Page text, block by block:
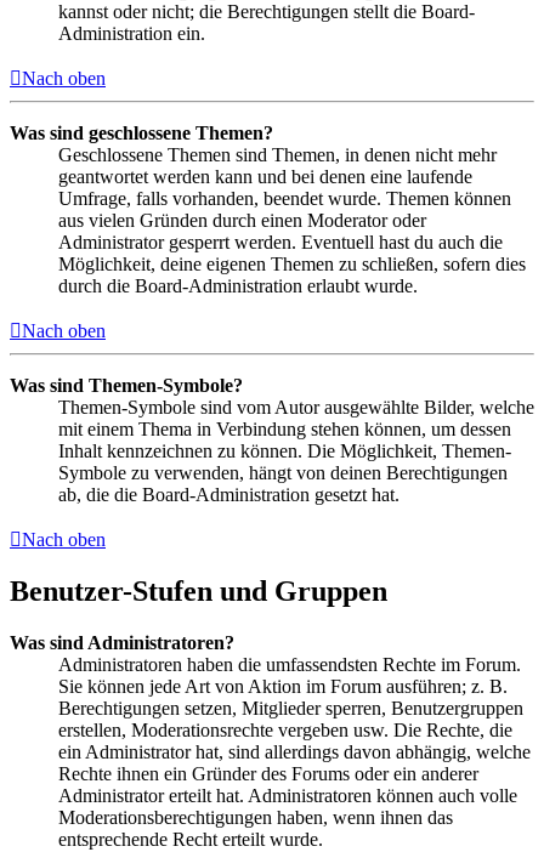
kannst oder nicht; die Berechtigungen stellt die Board-
Administration ein.
Nach oben
Was sind geschlossene Themen?
Geschlossene Themen sind Themen, in denen nicht mehr
geantwortet werden kann und bei denen eine laufende
Umfrage, falls vorhanden, beendet wurde. Themen können
aus vielen Gründen durch einen Moderator oder
Administrator gesperrt werden. Eventuell hast du auch die
Möglichkeit, deine eigenen Themen zu schließen, sofern dies
durch die Board-Administration erlaubt wurde.
Nach oben
Was sind Themen-Symbole?
Themen-Symbole sind vom Autor ausgewählte Bilder, welche
mit einem Thema in Verbindung stehen können, um dessen
Inhalt kennzeichnen zu können. Die Möglichkeit, Themen-
Symbole zu verwenden, hängt von deinen Berechtigungen
ab, die die Board-Administration gesetzt hat.
Nach oben
Benutzer-Stufen und Gruppen
Was sind Administratoren?
Administratoren haben die umfassendsten Rechte im Forum.
Sie können jede Art von Aktion im Forum ausführen; z. B.
Berechtigungen setzen, Mitglieder sperren, Benutzergruppen
erstellen, Moderationsrechte vergeben usw. Die Rechte, die
ein Administrator hat, sind allerdings davon abhängig, welche
Rechte ihnen ein Gründer des Forums oder ein anderer
Administrator erteilt hat. Administratoren können auch volle
Moderationsberechtigungen haben, wenn ihnen das
entsprechende Recht erteilt wurde.